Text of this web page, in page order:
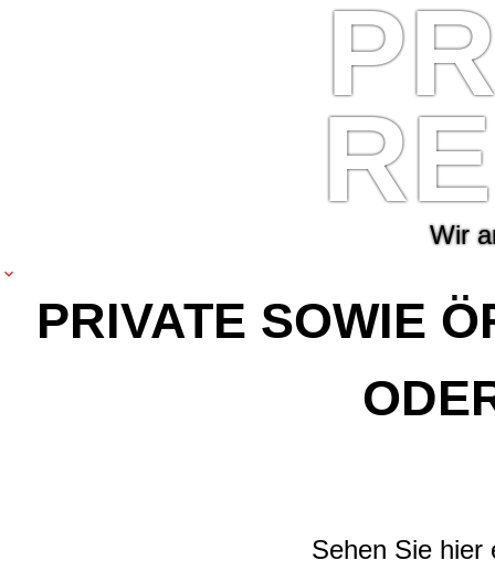
PR
RE
Wir a
PRIVATE SOWIE
DER
Sehen Sie hier